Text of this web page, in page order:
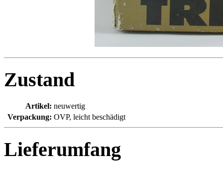
Zustand
Artikel: neuwertig
Verpackung: OVP, leicht beschädigt
Lieferumfang